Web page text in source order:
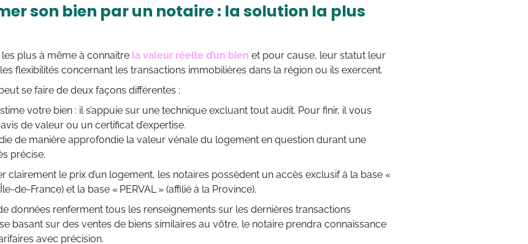
son bien par un notaire : la solution la plus
plus à même à connaitre la valeur réelle d’un bien et pour cause, leur statut leur
flexibilités concernant les transactions immobilières dans la région ou ils exercent.
se faire de deux façons différentes :
votre bien : il s’appuie sur une technique excluant tout audit. Pour finir, il vous
de valeur ou un certificat d’expertise.
de manière approfondie la valeur vénale du logement en question durant une
précise.
clairement le prix d’un logement, les notaires possèdent un accès exclusif à la base «
de-France) et la base « PERVAL » (affilié à la Province).
données renferment tous les renseignements sur les dernières transactions
basant sur des ventes de biens similaires au vôtre, le notaire prendra connaissance
avec précision.